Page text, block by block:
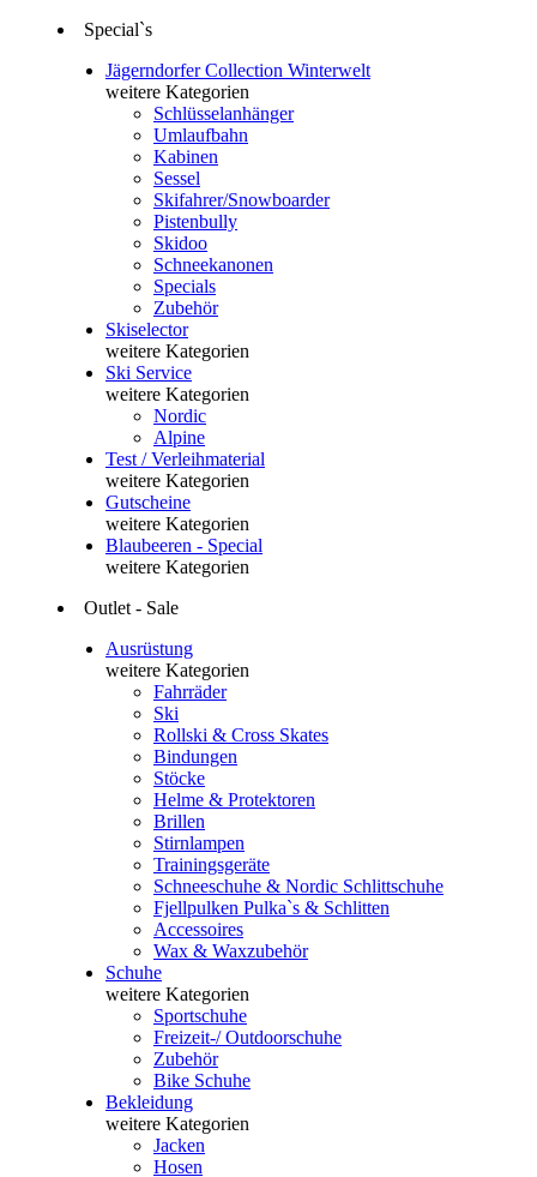
Special`s
Jägerndorfer Collection Winterwelt
weitere Kategorien
Schlüsselanhänger
Umlaufbahn
Kabinen
Sessel
Skifahrer/Snowboarder
Pistenbully
Skidoo
Schneekanonen
Specials
Zubehör
Skiselector
weitere Kategorien
Ski Service
weitere Kategorien
Nordic
Alpine
Test / Verleihmaterial
weitere Kategorien
Gutscheine
weitere Kategorien
Blaubeeren - Special
weitere Kategorien
Outlet - Sale
Ausrüstung
weitere Kategorien
Fahrräder
Ski
Rollski & Cross Skates
Bindungen
Stöcke
Helme & Protektoren
Brillen
Stirnlampen
Trainingsgeräte
Schneeschuhe & Nordic Schlittschuhe
Fjellpulken Pulka`s & Schlitten
Accessoires
Wax & Waxzubehör
Schuhe
weitere Kategorien
Sportschuhe
Freizeit-/ Outdoorschuhe
Zubehör
Bike Schuhe
Bekleidung
weitere Kategorien
Jacken
Hosen